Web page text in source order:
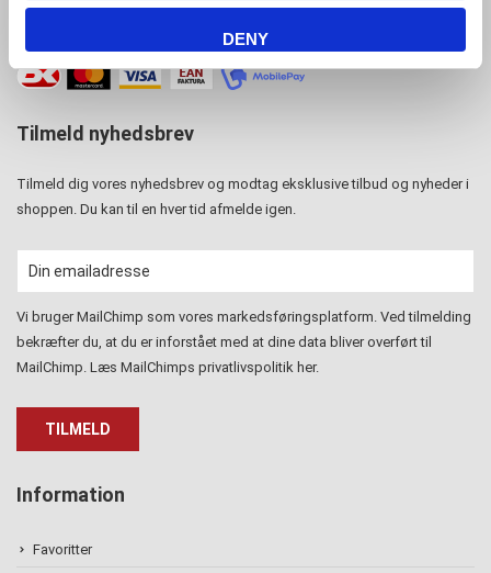
DENY
Tilmeld nyhedsbrev
Tilmeld dig vores nyhedsbrev og modtag eksklusive tilbud og nyheder i
shoppen. Du kan til en hver tid afmelde igen.
Vi bruger MailChimp som vores markedsføringsplatform. Ved tilmelding
bekræfter du, at du er inforstået med at dine data bliver overført til
MailChimp. Læs MailChimps privatlivspolitik her.
Information
Favoritter